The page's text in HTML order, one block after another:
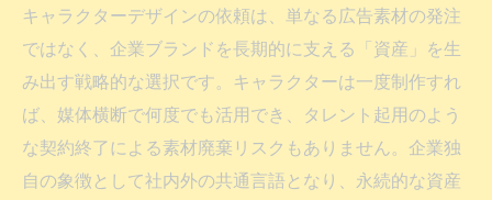
キャラクターデザインの依頼は、単なる広告素材の発注
ではなく、企業ブランドを長期的に支える「資産」を生
み出す戦略的な選択です。キャラクターは一度制作すれ
ば、媒体横断で何度でも活用でき、タレント起用のよう
な契約終了による素材廃棄リスクもありません。企業独
自の象徴として社内外の共通言語となり、永続的な資産